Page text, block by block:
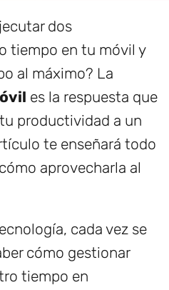
dos
tiempo en tu móvil y
al máximo? La
es la respuesta que
productividad a un
te enseñará todo
aprovecharla al
cada vez se
cómo gestionar
tiempo en